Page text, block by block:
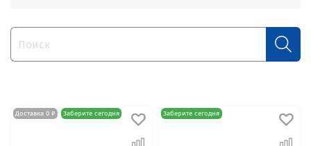
Доставка 0 ₽ Заберите сегодня Заберите сегодня